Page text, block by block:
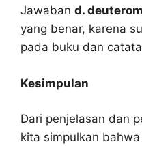
Jawaban d.
yang benar, karena
pada buku dan
Kesimpulan
Dari penjelasan dan
kita simpulkan